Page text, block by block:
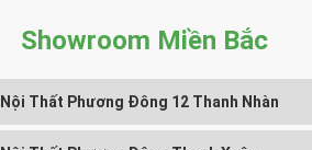
Showroom Miền Bắc
Nội Thất Phương Đông 12 Thanh Nhàn